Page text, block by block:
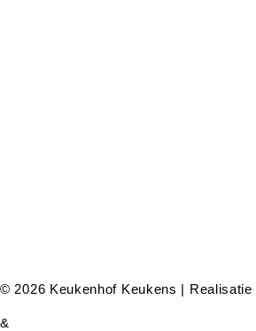
© 2026 Keukenhof Keukens | Realisatie
&